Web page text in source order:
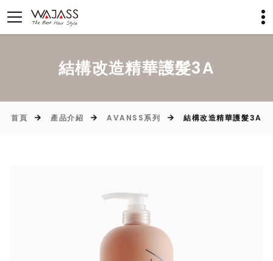
結構改造精華護髮3A
首頁 產品介紹 AVANSS系列 結構改造精華護髮3A